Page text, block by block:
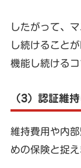
したがって、
し続けること
機能し続けるコ
（3）認証維
維持費用や内
めの保険と捉え